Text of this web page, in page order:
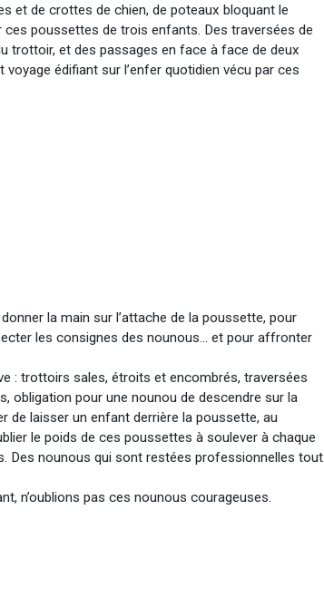
et de crottes de chien, de poteaux bloquant le
poussettes de trois enfants. Des traversées de
trottoir, et des passages en face à face de deux
édifiant sur l’enfer quotidien vécu par ces
la main sur l’attache de la poussette, pour
les consignes des nounous… et pour affronter
: trottoirs sales, étroits et encombrés, traversées
obligation pour une nounou de descendre sur la
de laisser un enfant derrière la poussette, au
le poids de ces poussettes à soulever à chaque
Des nounous qui sont restées professionnelles tout
n’oublions pas ces nounous courageuses.